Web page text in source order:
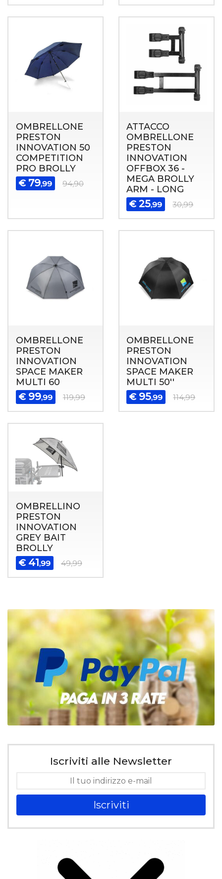
OMBRELLONE
PRESTON
INNOVATION 50
COMPETITION
PRO BROLLY
€ 79,99 94,90
ATTACCO
OMBRELLONE
PRESTON
INNOVATION
OFFBOX 36 -
MEGA BROLLY
ARM - LONG
€ 25,99 30,99
OMBRELLONE
PRESTON
INNOVATION
SPACE MAKER
MULTI 60
€ 99,99 119,99
OMBRELLONE
PRESTON
INNOVATION
SPACE MAKER
MULTI 50''
€ 95,99 114,99
OMBRELLINO
PRESTON
INNOVATION
GREY BAIT
BROLLY
€ 41,99 49,99
Iscriviti alle Newsletter
Iscriviti